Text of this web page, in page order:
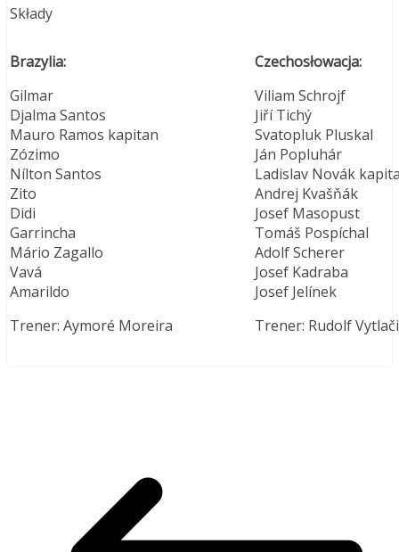
Składy
Brazylia:
Gilmar
Djalma Santos
Mauro Ramos kapitan
Zózimo
Nílton Santos
Zito
Didi
Garrincha
Mário Zagallo
Vavá
Amarildo
Trener: Aymoré Moreira
Czechosłowacja:
Viliam Schrojf
Jiří Tichý
Svatopluk Pluskal
Ján Popluhár
Ladislav Novák
Andrej Kvašňák
Josef Masopust
Tomáš Pospíchal
Adolf Scherer
Josef Kadraba
Josef Jelínek
Trener: Rudolf